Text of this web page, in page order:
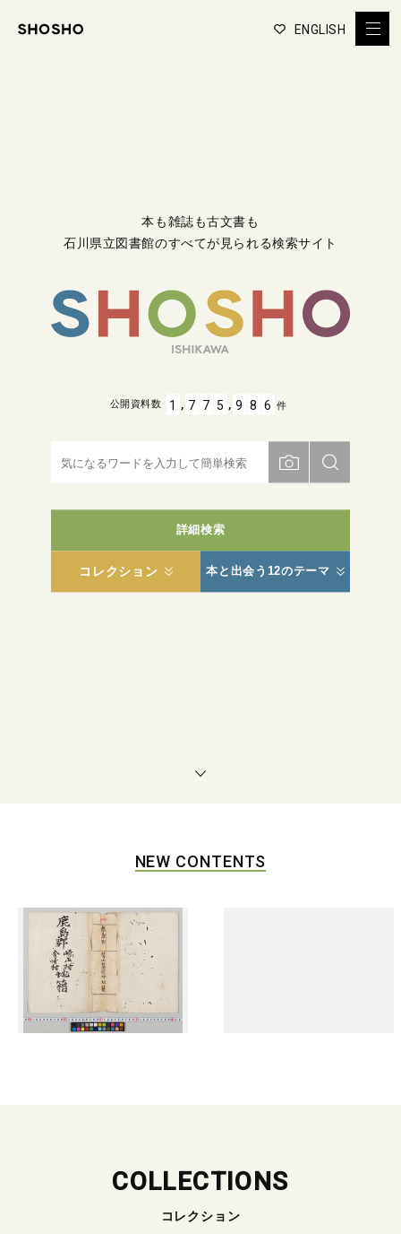
ENGLISH
本も雑誌も古文書も
石川県立図書館のすべてが見られる検索サイト
詳細検索
コレクション 本と出会う12のテーマ
公開資料数 1 , 7 7 5 , 9 8 6 件
NEW CONTENTS
COLLECTIONS
コレクション